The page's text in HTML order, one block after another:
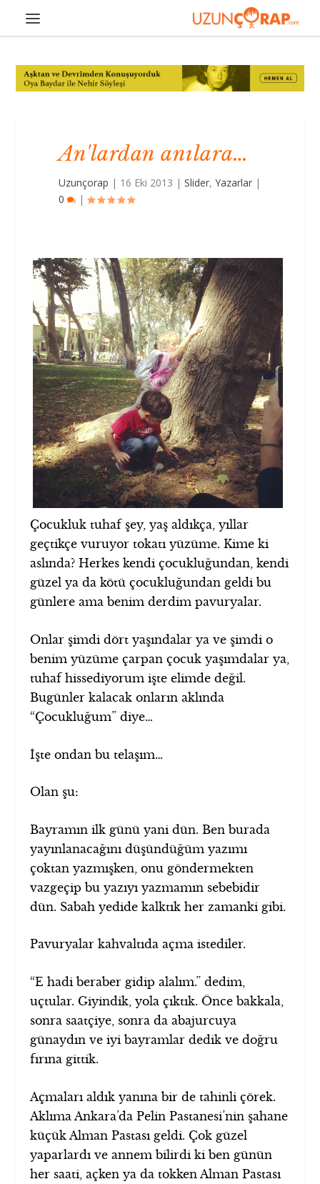
An'lardan anılara…
Uzunçorap | 16 Eki 2013 |Slider,Yazarlar |
0
|
Çocukluk tuhaf şey, yaş aldıkça, yıllar
geçtikçe vuruyor tokatı yüzüme. Kime ki
aslında? Herkes kendi çocukluğundan, kendi
güzel ya da kötü çocukluğundan geldi bu
günlere ama benim derdim pavuryalar.
Onlar şimdi dört yaşındalar ya ve şimdi o
benim yüzüme çarpan çocuk yaşımdalar ya,
tuhaf hissediyorum işte elimde değil.
Bugünler kalacak onların aklında
“Çocukluğum” diye…
İşte ondan bu telaşım…
Olan şu:
Bayramın ilk günü yani dün. Ben burada
yayınlanacağını düşündüğüm yazımı
çoktan yazmışken, onu göndermekten
vazgeçip bu yazıyı yazmamın sebebidir
dün. Sabah yedide kalktık her zamanki gibi.
Pavuryalar kahvaltıda açma istediler.
“E hadi beraber gidip alalım.” dedim,
uçtular. Giyindik, yola çıktık. Önce bakkala,
sonra saatçiye, sonra da abajurcuya
günaydın ve iyi bayramlar dedik ve doğru
fırına gittik.
Açmaları aldık yanına bir de tahinli çörek.
Aklıma Ankara’da Pelin Pastanesi’nin şahane
küçük Alman Pastası geldi. Çok güzel
yaparlardı ve annem bilirdi ki ben günün
her saati, açken ya da tokken Alman Pastası